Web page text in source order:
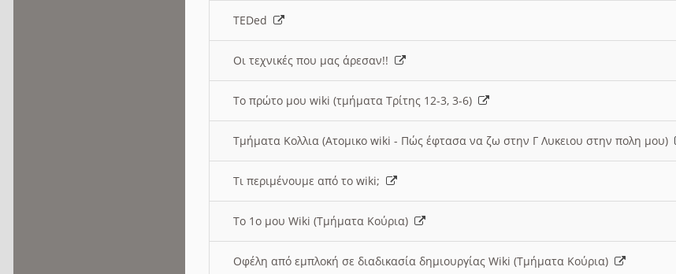
TEDed
Οι τεχνικές που μας άρεσαν!!
Το πρώτο μου wiki (τμήματα Τρίτης 12-3, 3-6)
Τμήματα Κολλια (Ατομικο wiki - Πώς έφτασα να ζω στην Γ Λυκειου στην πολη μου)
Τι περιμένουμε από το wiki;
Το 1ο μου Wiki (Τμήματα Κούρια)
Οφέλη από εμπλοκή σε διαδικασία δημιουργίας Wiki (Τμήματα Κούρια)